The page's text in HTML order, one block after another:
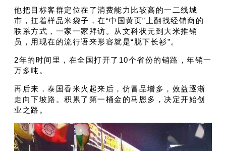
他把目标客群定位在了消费能力比较高的一二线城
市，扛着样品米袋子，在“中国黄页”上翻找经销商的
联系方式，一家一家拜访。
从文科状元到大米推销
员，用现在的流行语来形容就是“脱下长衫”。
2年的时间里，在全国打开了10个省份的销路，年销一
万多吨。
再后来，泰国香米火起来后，仿冒品增多，效益逐渐
走向下坡路。积累了第一桶金的马恩多，决定开始创
业之路。